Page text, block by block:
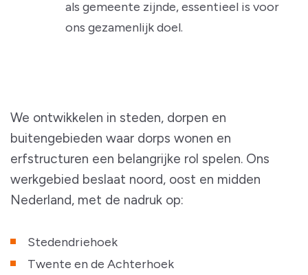
als gemeente zijnde, essentieel is voor
ons gezamenlijk doel.
We ontwikkelen in steden, dorpen en
buitengebieden waar dorps wonen en
erfstructuren een belangrijke rol spelen. Ons
werkgebied beslaat noord, oost en midden
Nederland, met de nadruk op:
Stedendriehoek
Twente en de Achterhoek